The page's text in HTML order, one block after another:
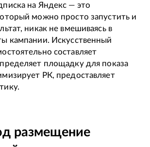
на Яндекс — это
можно просто запустить и
никак не вмешиваясь в
кампании. Искусственный
составляет
площадку для показа
РК, предоставляет
размещение